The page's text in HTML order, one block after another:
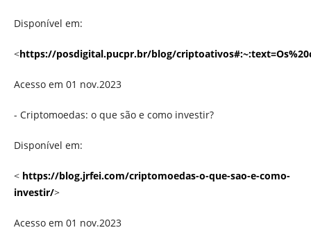
Disponível em:
<https://posdigital.pucpr.br/blog/
Acesso em 01 nov.2023
- Criptomoedas: o que são e como investir?
Disponível em:
< https://blog.jrfei.com/criptomoedas-o-que-sao-e-como-
investir/>
Acesso em 01 nov.2023